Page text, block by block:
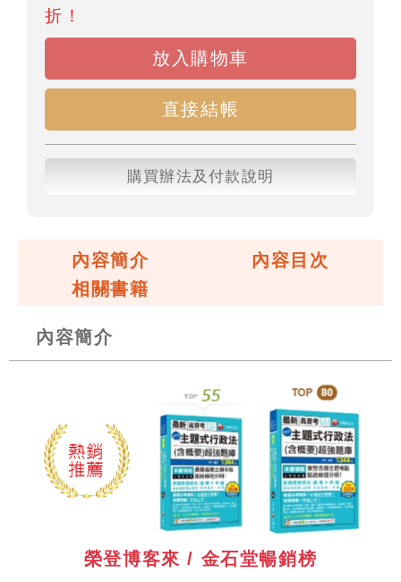
折！
放入購物車
直接結帳
購買辦法及付款說明
內容簡介
內容目次
相關書籍
內容簡介
榮登博客來 / 金石堂暢銷榜